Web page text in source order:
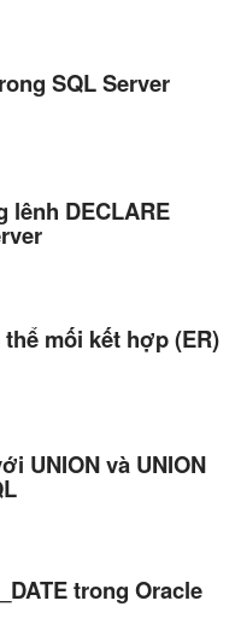
SQL Server
lênh DECLARE
mối kết hợp (ER)
UNION và UNION
trong Oracle